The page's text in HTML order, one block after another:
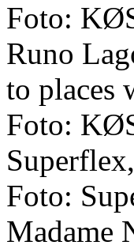
Foto:
Runo
to places
Foto:
Foto:
Madame